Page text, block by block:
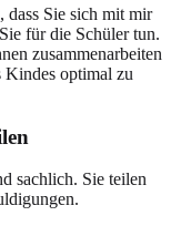
dass Sie sich mit mir
für die Schüler tun.
zusammenarbeiten
Kindes optimal zu
sachlich. Sie teilen